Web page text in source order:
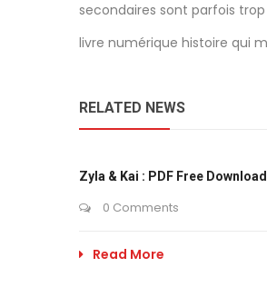
secondaires sont parfois
livre numérique histoire qui
RELATED NEWS
Zyla & Kai : PDF Free Download
0 Comments
Read More